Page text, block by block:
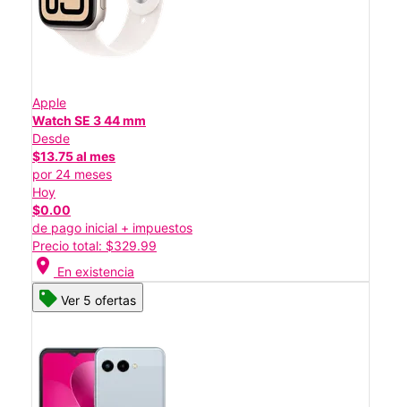
Apple
Watch SE 3 44 mm
Desde
$13.75 al mes
por 24 meses
Hoy
$0.00
de pago inicial + impuestos
Precio total: $329.99
location_on En existencia
Ver 5 ofertas